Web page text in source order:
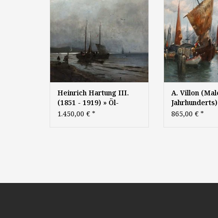
Fischer", 1879, Öl auf
Leinwand, 50,5 x 40,5cm,
signiert
Heinrich Hartung III.
(1851 - 1919) » Öl-
Gemälde Düsseldorfer
1.450,00 € *
Toulon", um
Leinwand,
A. Villon
Gemälde
865,00 € *